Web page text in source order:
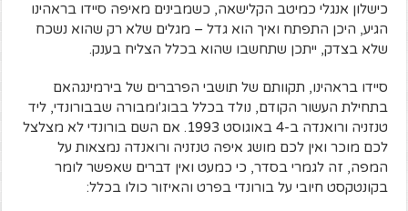
כישלון אנגלי כמיטב הקלישאה, כשמבינים מאיפה סיידו בראהינו
הגיע, היכן התפתח ואיך הוא גדל – מגלים שלא רק שהוא נשכח
שלא בצדק, ייתכן שתחשבו שהוא בכלל הצליח בענק.
סיידו בראהינו, תקוותם של תושבי הפרברים של בירמינגהאם
בתחילת העשור הקודם, נולד בכלל בבוג'ומבורה שבבורונדי, ליד
טנזניה ורואנדה ב-4 באוגוסט 1993. אם השם בורונדי לא מצלצל
לכם מוכר ואין לכם מושג איפה טנזניה ורואנדה נמצאות על
המפה, זה לגמרי בסדר, כי כמעט ואין דברים שאפשר לומר
בקונטקסט חיובי על בורונדי בפרט והאיזור כולו בכלל: